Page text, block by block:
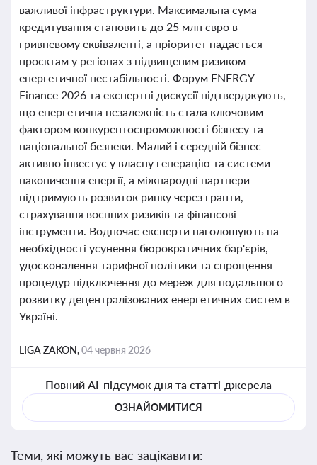
важливої інфраструктури. Максимальна сума
кредитування становить до 25 млн євро в
гривневому еквіваленті, а пріоритет надається
проєктам у регіонах з підвищеним ризиком
енергетичної нестабільності. Форум ENERGY
Finance 2026 та експертні дискусії підтверджують,
що енергетична незалежність стала ключовим
фактором конкурентоспроможності бізнесу та
національної безпеки. Малий і середній бізнес
активно інвестує у власну генерацію та системи
накопичення енергії, а міжнародні партнери
підтримують розвиток ринку через гранти,
страхування воєнних ризиків та фінансові
інструменти. Водночас експерти наголошують на
необхідності усунення бюрократичних бар'єрів,
удосконалення тарифної політики та спрощення
процедур підключення до мереж для подальшого
розвитку децентралізованих енергетичних систем в
Україні.
LIGA ZAKON,04 червня 2026
Повний AI-підсумок дня та статті-джерела
ОЗНАЙОМИТИСЯ
Теми, які можуть вас зацікавити: